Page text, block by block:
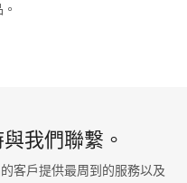
我們聯繫。
客戶提供最周到的服務以及